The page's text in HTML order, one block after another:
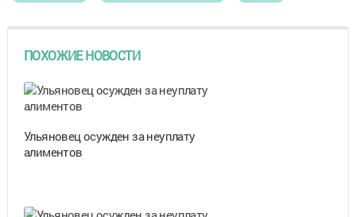
ПОХОЖИЕ НОВОСТИ
Ульяновец осужден за неуплату
алиментов